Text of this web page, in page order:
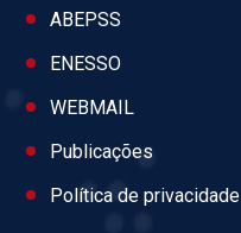
ABEPSS
ENESSO
WEBMAIL
Publicações
Política de privacidade